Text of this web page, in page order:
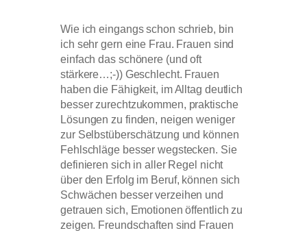
Wie ich eingangs schon schrieb, bin
ich sehr gern eine Frau. Frauen sind
einfach das schönere (und oft
stärkere…;-)) Geschlecht. Frauen
haben die Fähigkeit, im Alltag deutlich
besser zurechtzukommen, praktische
Lösungen zu finden, neigen weniger
zur Selbstüberschätzung und können
Fehlschläge besser wegstecken. Sie
definieren sich in aller Regel nicht
über den Erfolg im Beruf, können sich
Schwächen besser verzeihen und
getrauen sich, Emotionen öffentlich zu
zeigen. Freundschaften sind Frauen